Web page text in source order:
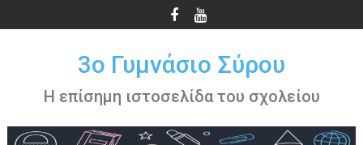
στο
3ο Γυμνάσιο Σύρου
Η επίσημη ιστοσελίδα του σχολείου